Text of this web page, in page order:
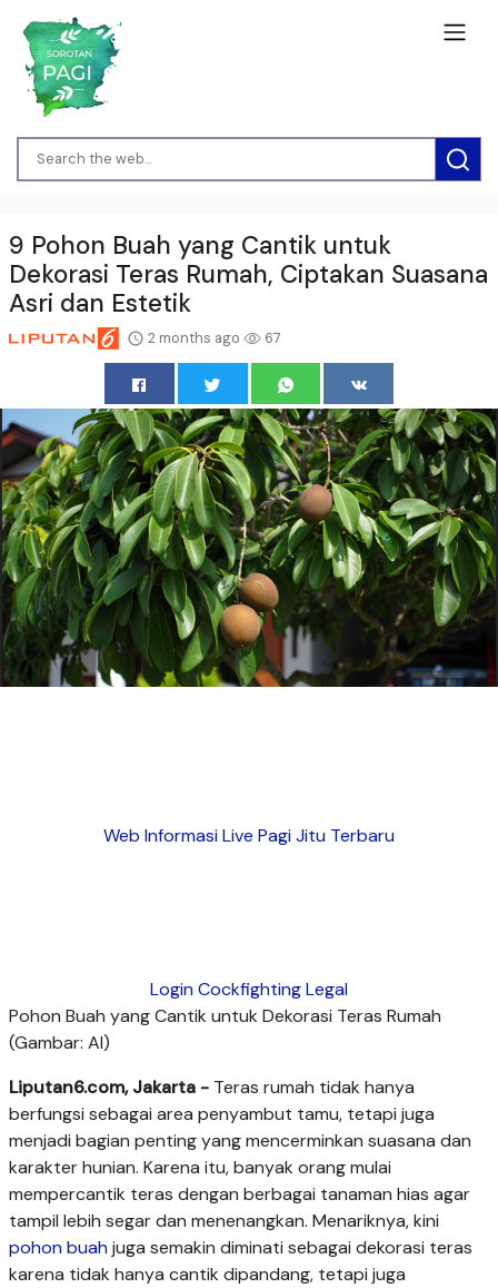
9 Pohon Buah yang Cantik untuk
Dekorasi Teras Rumah, Ciptakan Suasana
Asri dan Estetik
2 months ago 67
Web Informasi Live Pagi Jitu Terbaru
Login Cockfighting Legal
Pohon Buah yang Cantik untuk Dekorasi Teras Rumah
(Gambar: AI)
Liputan6.com, Jakarta - Teras rumah tidak hanya
berfungsi sebagai area penyambut tamu, tetapi juga
menjadi bagian penting yang mencerminkan suasana dan
karakter hunian. Karena itu, banyak orang mulai
mempercantik teras dengan berbagai tanaman hias agar
tampil lebih segar dan menenangkan. Menariknya, kini
pohon buahjuga semakin diminati sebagai dekorasi teras
karena tidak hanya cantik dipandang, tetapi juga